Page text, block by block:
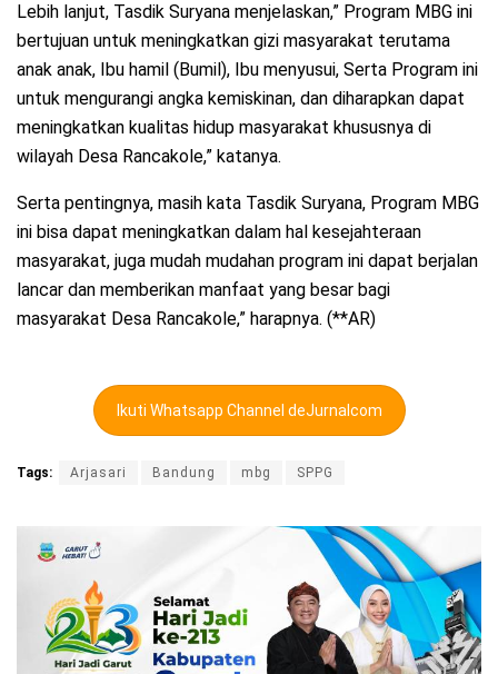
Lebih lanjut, Tasdik Suryana menjelaskan,” Program MBG ini
bertujuan untuk meningkatkan gizi masyarakat terutama
anak anak, Ibu hamil (Bumil), Ibu menyusui, Serta Program ini
untuk mengurangi angka kemiskinan, dan diharapkan dapat
meningkatkan kualitas hidup masyarakat khususnya di
wilayah Desa Rancakole,” katanya.
Serta pentingnya, masih kata Tasdik Suryana, Program MBG
ini bisa dapat meningkatkan dalam hal kesejahteraan
masyarakat, juga mudah mudahan program ini dapat berjalan
lancar dan memberikan manfaat yang besar bagi
masyarakat Desa Rancakole,” harapnya. (**AR)
Ikuti Whatsapp Channel deJurnalcom
Tags: Arjasari Bandung mbg SPPG